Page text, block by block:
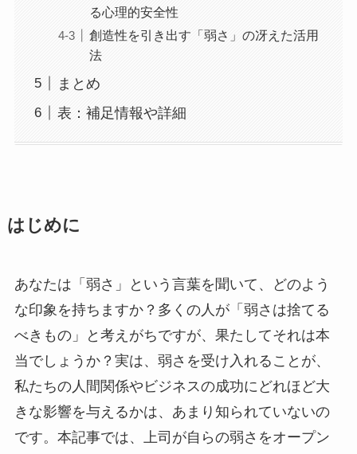
る心理的安全性
創造性を引き出す「弱さ」の冴えた活用
法
まとめ
表：補足情報や詳細
はじめに
あなたは「弱さ」という言葉を聞いて、どのよう
な印象を持ちますか？多くの人が「弱さは捨てる
べきもの」と考えがちですが、果たしてそれは本
当でしょうか？実は、弱さを受け入れることが、
私たちの人間関係やビジネスの成功にどれほど大
きな影響を与えるかは、あまり知られていないの
です。本記事では、上司が自らの弱さをオープン